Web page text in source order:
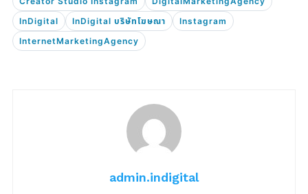
InDigital
InDigital บริษัทโฆษณา
Instagram
InternetMarketingAgency
admin.indigital